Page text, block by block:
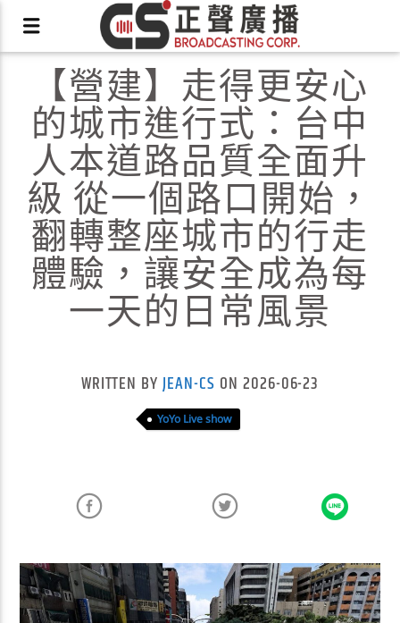
X
【營建】走得更安心
的城市進行式：台中
人本道路品質全面升
級 從一個路口開始，
翻轉整座城市的行走
體驗，讓安全成為每
一天的日常風景
WRITTEN BYJEAN-CS ON 2026-06-23
YoYo Live show